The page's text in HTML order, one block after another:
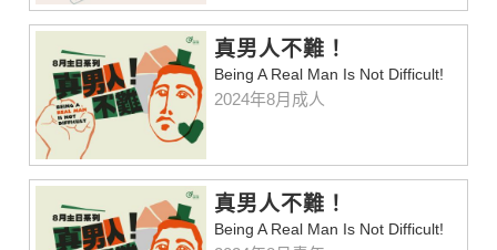
真男人不難！
Being A Real Man Is Not Difficult!
2024年8月成人
真男人不難！
Being A Real Man Is Not Difficult!